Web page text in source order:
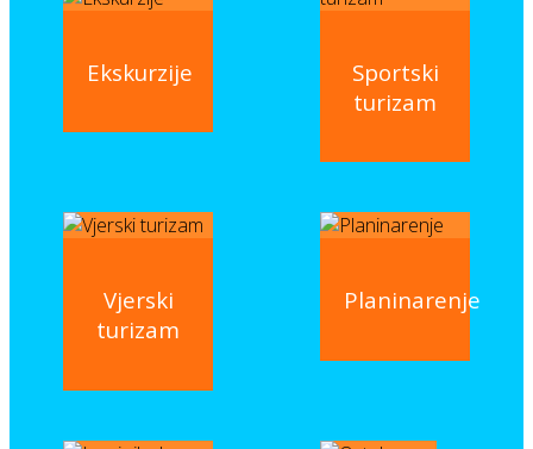
Ekskurzije
Sportski
turizam
Vjerski
turizam
Planinarenje